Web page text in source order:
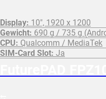
Display: 10", 1920 x 1200
Gewicht: 690 g / 735 g
CPU: Qualcomm / MediaTek
SIM-Card Slot: Ja